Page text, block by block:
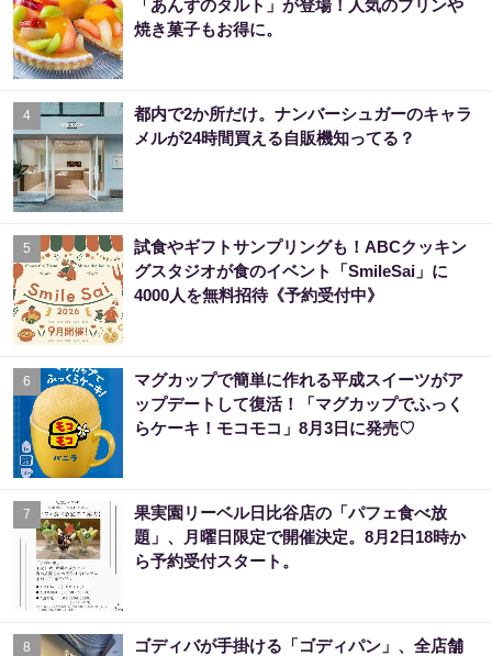
「あんずのタルト」が登場！人気のプリンや
焼き菓子もお得に。
4
都内で2か所だけ。ナンバーシュガーのキャラ
メルが24時間買える自販機知ってる？
5
試食やギフトサンプリングも！ABCクッキン
グスタジオが食のイベント「SmileSai」に
4000人を無料招待《予約受付中》
6
マグカップで簡単に作れる平成スイーツがア
ップデートして復活！「マグカップでふっく
らケーキ！モコモコ」8月3日に発売♡
7
果実園リーベル日比谷店の「パフェ食べ放
題」、月曜日限定で開催決定。8月2日18時か
ら予約受付スタート。
8
ゴディバが手掛ける「ゴディパン」、全店舗